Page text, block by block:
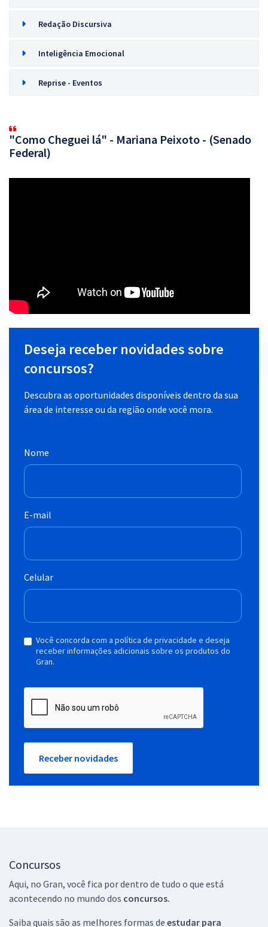
Redação Discursiva
Inteligência Emocional
Reprise - Eventos
"Como Cheguei lá" - Mariana Peixoto - (Senado
Federal)
Deseja receber novidades sobre
concursos?
Descubra as oportunidades disponíveis dentro da sua
área de interesse ou da região onde você mora.
Nome
E-mail
Celular
Você concorda com a política de privacidade e deseja
receber informações adicionais sobre os produtos do
Gran.
Receber novidades
Concursos
Aqui, no Gran, você fica por dentro de tudo o que está
acontecendo no mundo dos concursos.
Saiba quais são as melhores formas de estudar para